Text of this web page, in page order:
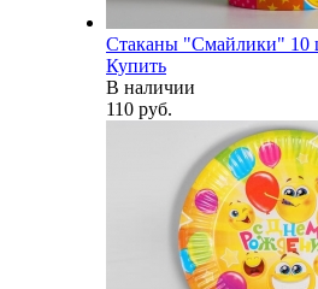
Стаканы "Смайлики" 10
Купить
В наличии
110 руб.